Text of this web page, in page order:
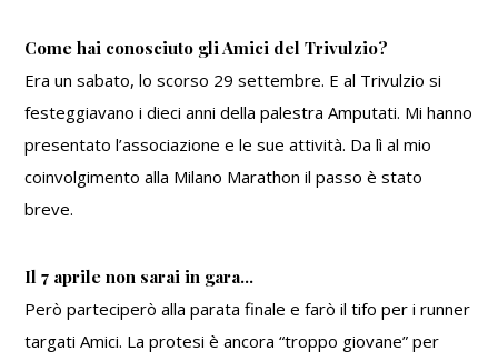
Come hai conosciuto gli Amici del Trivulzio?
Era un sabato, lo scorso 29 settembre. E al Trivulzio si
festeggiavano i dieci anni della palestra Amputati. Mi hanno
presentato l’associazione e le sue attività. Da lì al mio
coinvolgimento alla Milano Marathon il passo è stato
breve.
Il 7 aprile non sarai in gara…
Però parteciperò alla parata finale e farò il tifo per i runner
targati Amici. La protesi è ancora “troppo giovane” per